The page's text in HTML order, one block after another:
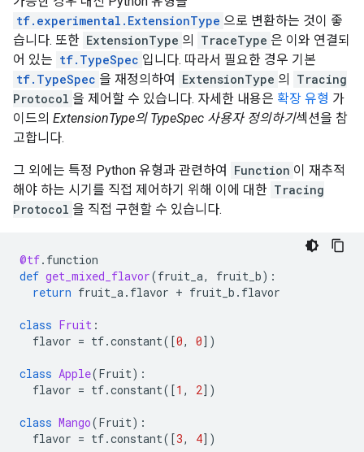
tf.experimental.ExtensionType 으로 변환하는 것이 좋
습니다. 또한 ExtensionType 의 TraceType 은 이와 연결되
어 있는 tf.TypeSpec 입니다. 따라서 필요한 경우 기본
tf.TypeSpec 을 재정의하여 ExtensionType 의
Tracing
Protocol 을 제어할 수 있습니다. 자세한 내용은 확장 유형 가
이드의 ExtensionType의 TypeSpec 사용자 정의하기섹션을 참
고합니다.
그 외에는 특정 Python 유형과 관련하여 Function 이 재추적
해야 하는 시기를 직접 제어하기 위해 이에 대한 Tracing
Protocol 을 직접 구현할 수 있습니다.
@tf. function
def get_mixed_flavor(fruit_a, fruit_b):
return fruit_a. flavor + fruit_b . flavor
class Fruit :
flavor = tf.constant([0, 0])
class Apple(Fruit):
flavor = tf.constant([1 , 2])
class Mango(Fruit):
flavor = tf.constant([3, 4])